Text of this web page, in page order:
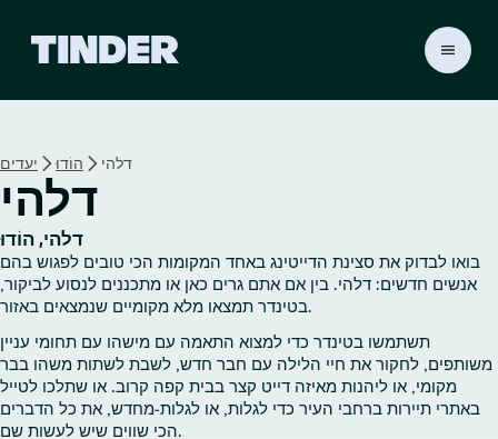
י
נ
ד
יעדים הוֹדוּ דלהי
דלהי
דלהי, הוֹדוּ
בואו לבדוק את סצינת הדייטינג באחד המקומות הכי טובים לפגוש בהם
אנשים חדשים: דלהי. בין אם אתם גרים כאן או מתכננים לנסוע לביקור,
בטינדר תמצאו מלא מקומיים שנמצאים באזור.
תשתמשו בטינדר כדי למצוא התאמה עם מישהו עם תחומי עניין
משותפים, לחקור את חיי הלילה עם חבר חדש, לשבת לשתות משהו בבר
מקומי, או ליהנות מאיזה דייט קצר בבית קפה קרוב. או שתלכו לטייל
באתרי תיירות ברחבי העיר כדי לגלות, או לגלות‑מחדש, את כל הדברים
הכי שווים שיש לעשות שם.